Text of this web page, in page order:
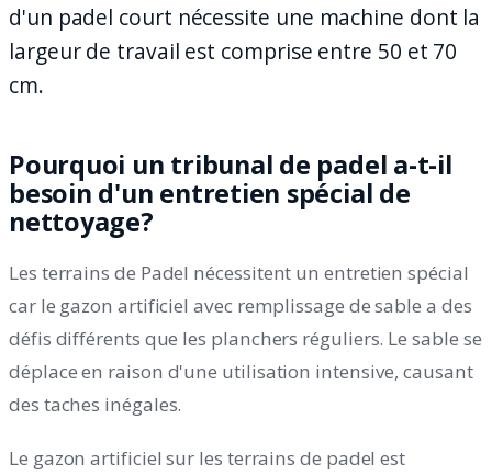
d'un padel court nécessite une machine dont la
largeur de travail est comprise entre 50 et 70
cm.
Pourquoi un tribunal de padel a-t-il
besoin d'un entretien spécial de
nettoyage?
Les terrains de Padel nécessitent un entretien spécial
car le gazon artificiel avec remplissage de sable a des
défis différents que les planchers réguliers. Le sable se
déplace en raison d'une utilisation intensive, causant
des taches inégales.
Le gazon artificiel sur les terrains de padel est